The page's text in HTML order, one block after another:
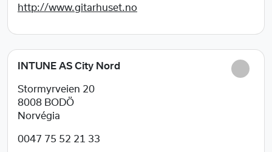
http://www.gitarhuset.no
INTUNE AS City Nord
Stormyrveien 20
8008 BODÖ
Norvégia
0047 75 52 21 33